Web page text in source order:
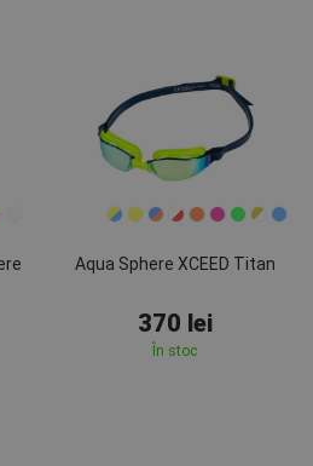
Aqua Sphere XCEED Titan
370 lei
În stoc